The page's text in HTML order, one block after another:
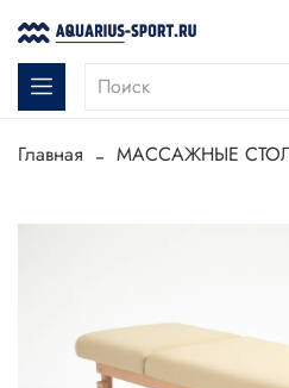
Главная МАССАЖНЫЕ